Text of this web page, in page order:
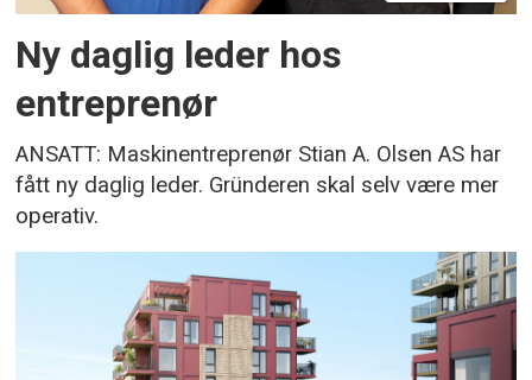
Ny daglig leder hos
entreprenør
ANSATT: Maskinentreprenør Stian A. Olsen AS har
fått ny daglig leder. Gründeren skal selv være mer
operativ.